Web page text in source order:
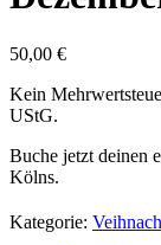
50,00 €
Kein
UStG.
Buche jetzt deinen
Kölns.
Kategorie: